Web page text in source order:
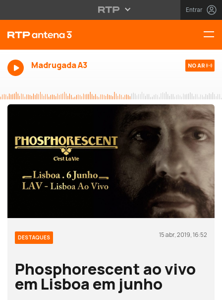
Entrar
Madrugada A3 NO AR
DESTAQUES 15 abr, 2019, 16:52
Phosphorescent ao vivo
em Lisboa em junho